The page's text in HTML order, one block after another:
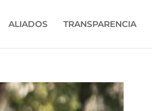
ALIADOS TRANSPARENCIA